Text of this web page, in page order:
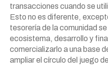
transacciones cuando se
Esto no es diferente,
tesorería de la comunidad
ecosistema, desarrollo y
comercializarlo a una base
ampliar el círculo del juego